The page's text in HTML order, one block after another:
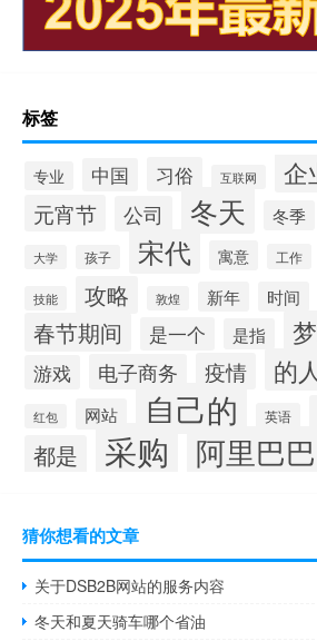
标签
专业 中国 习俗 互联网 企
元宵节 公司 冬天 冬季
大学 孩子 宋代 寓意 工作
技能 攻略 敦煌 新年 时间
春节期间 是一个 是指
游戏 电子商务 疫情 的人
红包 网站 自己的 英语
都是 采购 阿里巴巴
猜你想看的文章
关于DSB2B网站的服务内容
冬天和夏天骑车哪个省油